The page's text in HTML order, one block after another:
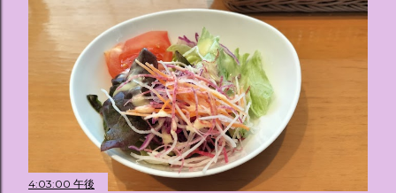
4:03:00 午後